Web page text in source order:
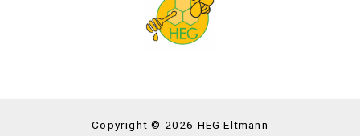
Copyright © 2026 HEG Eltmann